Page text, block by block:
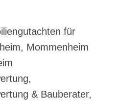
für
Mommenheim
& Bauberater,